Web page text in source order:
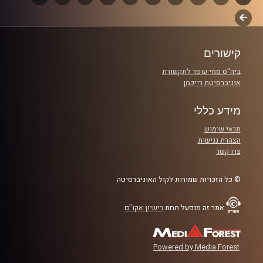
קרדיט תמונות:AudioVersity
פרקים
לשלב
קישורים
ביה"ס סמי עופר לתקשורת
אוניברסיטת רייכמן
מידע כללי
תנאי שימוש
הצהרת נגישות
צרו קשר
© כל הזכויות שמורות לקול האוניברסיטה
אתר זה מופעל תחת רישיון אקו"ם
Powered by Media Forest